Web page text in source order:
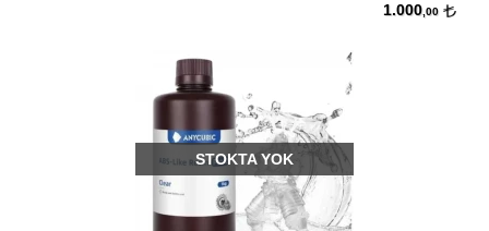
1.000 ,00
STOKTA YOK